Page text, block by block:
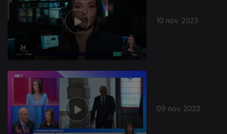
10 nov. 2023
09 nov. 2023